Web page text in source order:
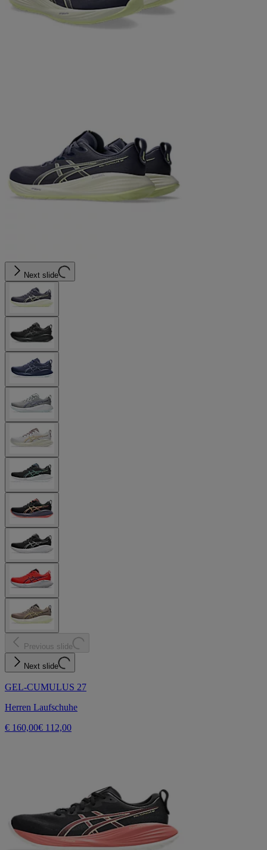
Next slide
Previous slide
Next slide
GEL-CUMULUS 27
Herren Laufschuhe
€ 160,00€ 112,00